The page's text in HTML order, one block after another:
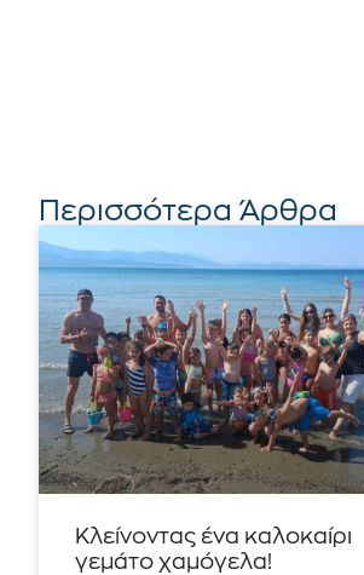
Περισσότερα Άρθρα
Κλείνοντας ένα καλοκαίρι
γεμάτο χαμόγελα!